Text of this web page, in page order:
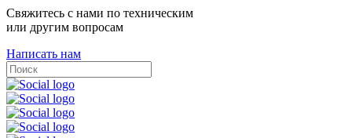
Свяжитесь с нами по техническим
или другим вопросам
Написать нам